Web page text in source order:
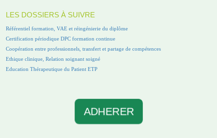
LES DOSSIERS À SUIVRE
Référentiel formation, VAE et réingénierie du diplôme
Certification périodique DPC formation continue
Coopération entre professionnels, transfert et partage de compétences
Ethique clinique, Relation soignant soigné
Education Thérapeutique du Patient ETP
ADHERER